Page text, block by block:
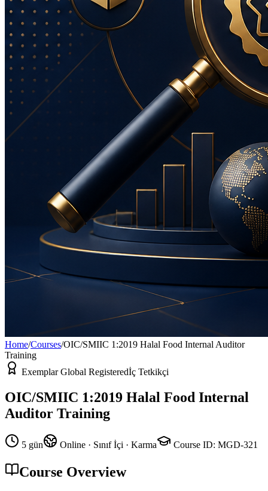
Home/Courses/OIC/SMIIC 1:2019 Halal Food Internal Auditor
Training
Exemplar Global Registeredİç Tetkikçi
OIC/SMIIC 1:2019 Halal Food Internal
Auditor Training
5 gün Online · Sınıf İçi · Karma Course ID: MGD-321
Course Overview